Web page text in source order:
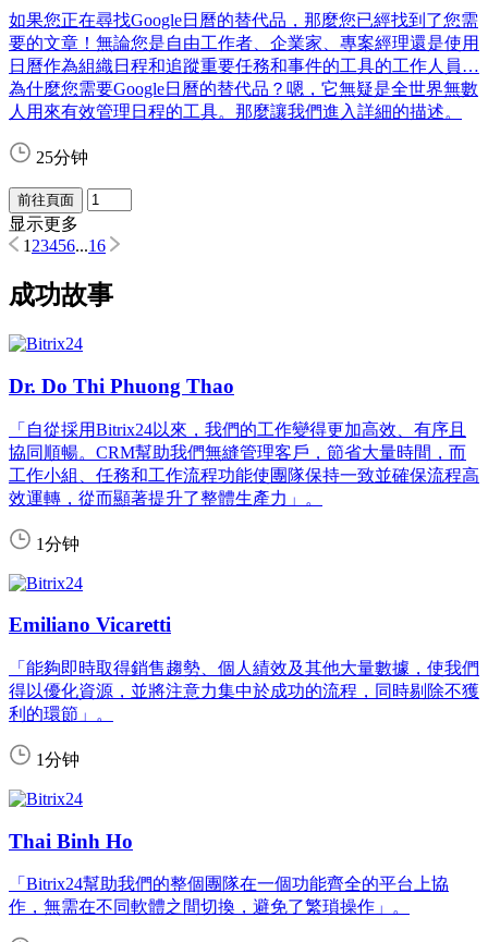
如果您正在尋找Google日曆的替代品，那麼您已經找到了您需
要的文章！無論您是自由工作者、企業家、專案經理還是使用
日曆作為組織日程和追蹤重要任務和事件的工具的工作人員…
為什麼您需要Google日曆的替代品？嗯，它無疑是全世界無數
人用來有效管理日程的工具。那麼讓我們進入詳細的描述。
25分钟
前往頁面
显示更多
1 23456...16
成功故事
Dr. Do Thi Phuong Thao
「自從採用Bitrix24以來，我們的工作變得更加高效、有序且
協同順暢。CRM幫助我們無縫管理客戶，節省大量時間，而
工作小組、任務和工作流程功能使團隊保持一致並確保流程高
效運轉，從而顯著提升了整體生產力」。
1分钟
Emiliano Vicaretti
「能夠即時取得銷售趨勢、個人績效及其他大量數據，使我們
得以優化資源，並將注意力集中於成功的流程，同時剔除不獲
利的環節」。
1分钟
Thai Binh Ho
「Bitrix24幫助我們的整個團隊在一個功能齊全的平台上協
作，無需在不同軟體之間切換，避免了繁瑣操作」。